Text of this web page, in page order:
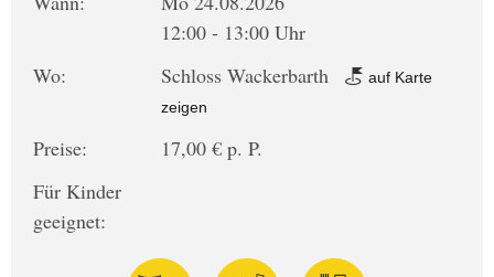
12:00 - 13:00 Uhr
Wo:
Schloss Wackerbarth
auf Karte
zeigen
Preise:
17,00 € p. P.
Für Kinder
geeignet: